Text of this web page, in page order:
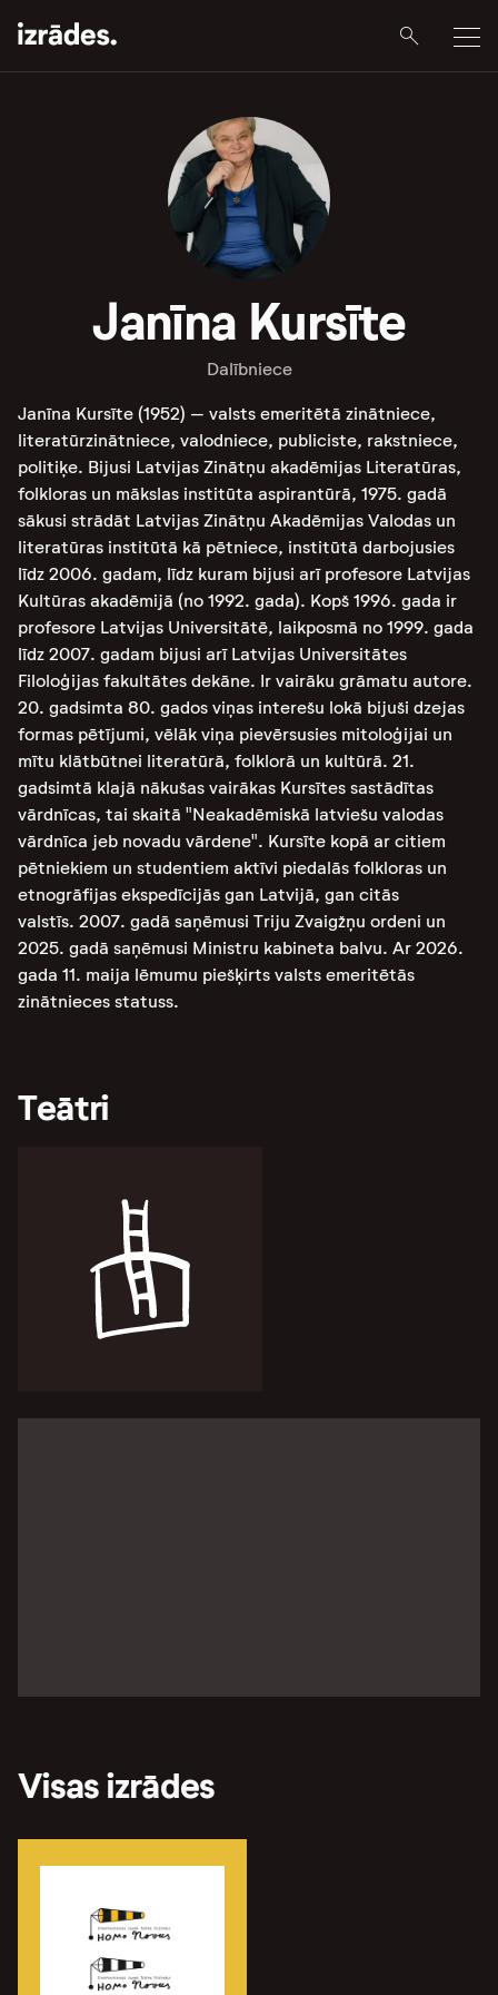
Janīna Kursīte
Dalībniece
Janīna Kursīte (1952) – valsts emeritētā zinātniece,
literatūrzinātniece, valodniece, publiciste, rakstniece,
politiķe. Bijusi Latvijas Zinātņu akadēmijas Literatūras,
folkloras un mākslas institūta aspirantūrā, 1975. gadā
sākusi strādāt Latvijas Zinātņu Akadēmijas Valodas un
literatūras institūtā kā pētniece, institūtā darbojusies
līdz 2006. gadam, līdz kuram bijusi arī profesore Latvijas
Kultūras akadēmijā (no 1992. gada). Kopš 1996. gada ir
profesore Latvijas Universitātē, laikposmā no 1999. gada
līdz 2007. gadam bijusi arī Latvijas Universitātes
Filoloģijas fakultātes dekāne. Ir vairāku grāmatu autore.
20. gadsimta 80. gados viņas interešu lokā bijuši dzejas
formas pētījumi, vēlāk viņa pievērsusies mitoloģijai un
mītu klātbūtnei literatūrā, folklorā un kultūrā. 21.
gadsimtā klajā nākušas vairākas Kursītes sastādītas
vārdnīcas, tai skaitā "Neakadēmiskā latviešu valodas
vārdnīca jeb novadu vārdene". Kursīte kopā ar citiem
pētniekiem un studentiem aktīvi piedalās folkloras un
etnogrāfijas ekspedīcijās gan Latvijā, gan citās
valstīs. 2007. gadā saņēmusi Triju Zvaigžņu ordeni un
2025. gadā saņēmusi Ministru kabineta balvu. Ar 2026.
gada 11. maija lēmumu piešķirts valsts emeritētās
zinātnieces statuss.
Teātri
Visas izrādes